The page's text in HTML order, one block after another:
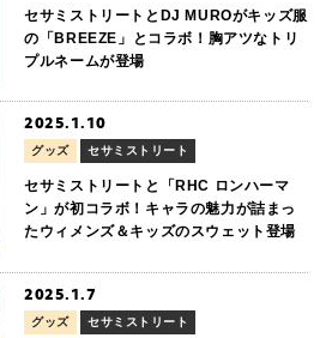
セサミストリートとDJ MUROがキッズ服
の「BREEZE」とコラボ！胸アツなトリ
プルネームが登場
2025.1.10
グッズ セサミストリート
セサミストリートと「RHC ロンハーマ
ン」が初コラボ！キャラの魅力が詰まっ
たウィメンズ＆キッズのスウェット登場
2025.1.7
グッズ セサミストリート